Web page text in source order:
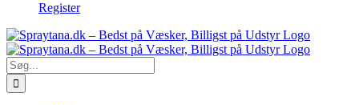
Register
Søg
efter: